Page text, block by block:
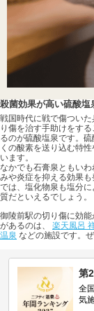
殺菌効果が高い硫酸塩
戦国時代に戦で傷つい
り傷を治す手助けをす
るのが硫酸塩泉です。
くの酸素を送り込む特
います。
なかでも石膏泉ともい
みや炎症を抑える効果
では、塩化物泉も塩分
質だといえるでしょう。
御陵前駅の切り傷に効
があるのは、 楽天風呂
温泉 などの施設です。
第
全
気